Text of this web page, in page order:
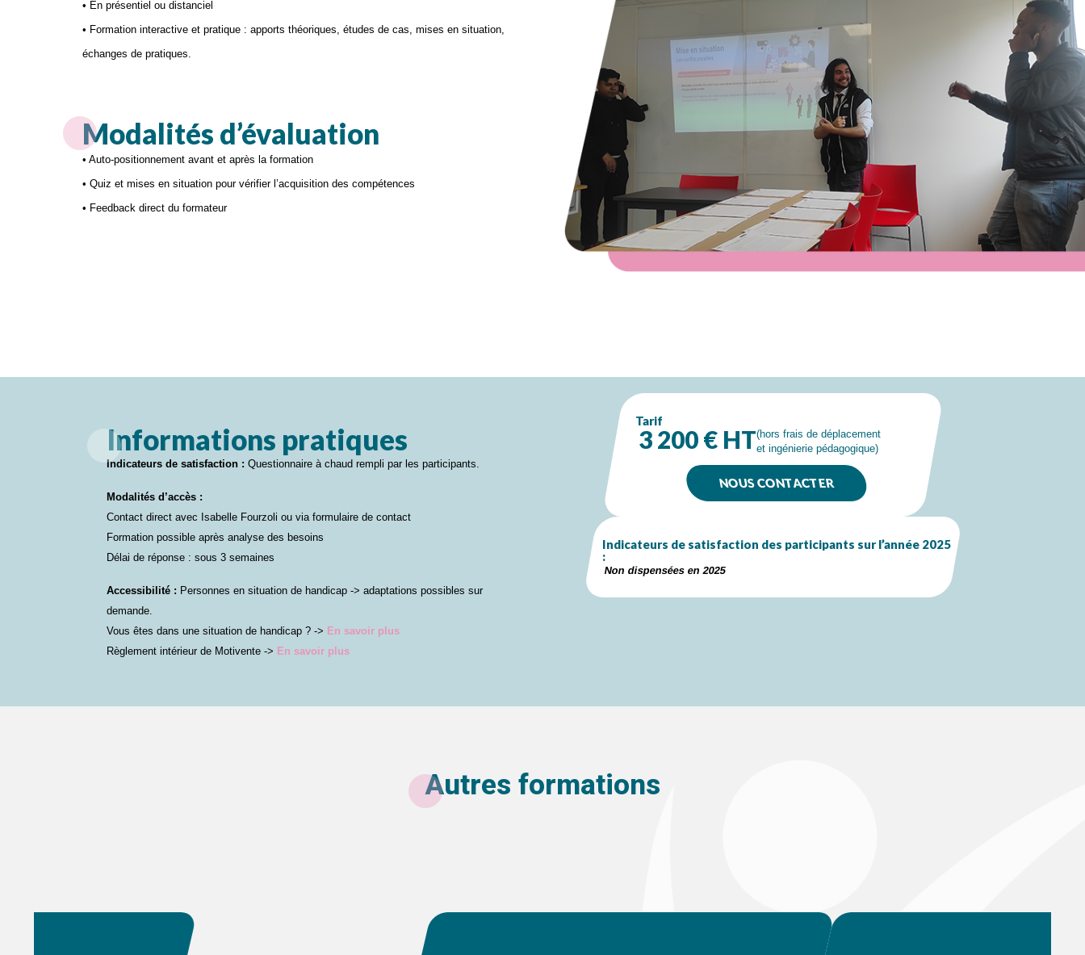
• En présentiel ou distanciel
• Formation interactive et pratique : apports théoriques, études de cas, mises en situation,
échanges de pratiques.
Modalités d’évaluation
• Auto-positionnement avant et après la formation
• Quiz et mises en situation pour vérifier l’acquisition des compétences
• Feedback direct du formateur
Informations pratiques
Indicateurs de satisfaction : Questionnaire à chaud rempli par les participants.
Modalités d’accès :
Contact direct avec Isabelle Fourzoli ou via formulaire de contact
Formation possible après analyse des besoins
Délai de réponse : sous 3 semaines
Accessibilité : Personnes en situation de handicap -> adaptations possibles sur
demande.
Vous êtes dans une situation de handicap ? -> En savoir plus
Règlement intérieur de Motivente -> En savoir plus
Tarif
3 200 € HT(hors frais de déplacement
et ingénierie pédagogique)
NOUS CONTACTER
Indicateurs de satisfaction des participants sur l’année 2025
:
Non dispensées en 2025
Autres formations